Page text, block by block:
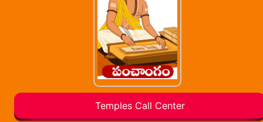
Temples Call Center